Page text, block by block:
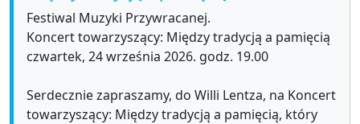
Festiwal Muzyki Przywracanej.
Koncert towarzyszący: Między tradycją a pamięcią
czwartek, 24 września 2026. godz. 19.00
Serdecznie zapraszamy, do Willi Lentza, na Koncert
towarzyszący: Między tradycją a pamięcią, który